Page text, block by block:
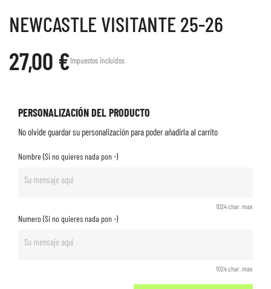
NEWCASTLE VISITANTE 25-26
27,00 €Impuestos incluidos
PERSONALIZACIÓN DEL PRODUCTO
No olvide guardar su personalización para poder añadirla al carrito
Nombre (Si no quieres nada pon -)
1024 char. max
Numero (Si no quieres nada pon -)
1024 char. max